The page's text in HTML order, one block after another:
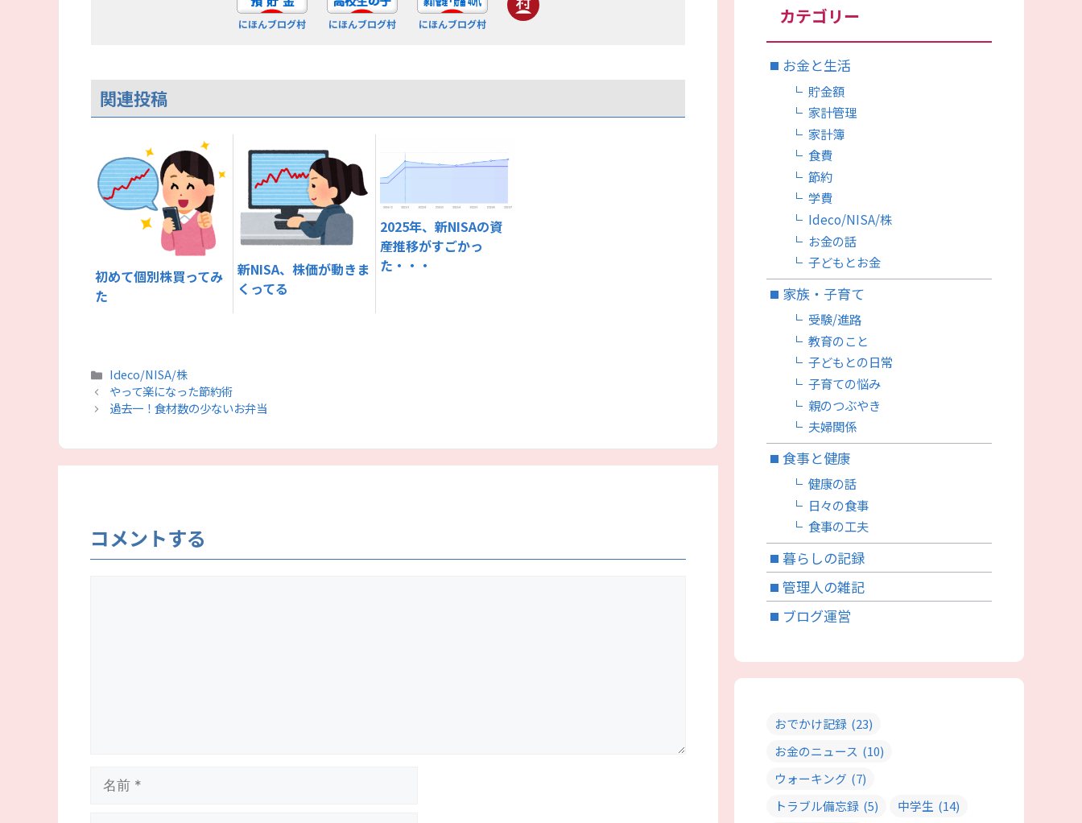
にほんブログ村 にほんブログ村 にほんブログ村
関連投稿
初めて個別株買ってみ
た
新NISA、株価が動きま
くってる
2025年、新NISAの資
産推移がすごかっ
た・・・
カ
テ
ゴ
Ideco/NISA/株
やって楽になった節約術
過去一！食材数の少ないお弁当
コメントする
カテゴリー
お金と生活
貯金額
家計管理
家計簿
食費
節約
学費
Ideco/NISA/株
お金の話
子どもとお金
家族・子育て
受験/進路
教育のこと
子どもとの日常
子育ての悩み
親のつぶやき
夫婦関係
食事と健康
健康の話
日々の食事
食事の工夫
暮らしの記録
管理人の雑記
ブログ運営
おでかけ記録 (23)
お金のニュース (10)
ウォーキング (7)
トラブル備忘録 (5) 中学生 (14)